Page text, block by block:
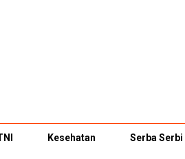
Kesehatan Serba Serbi